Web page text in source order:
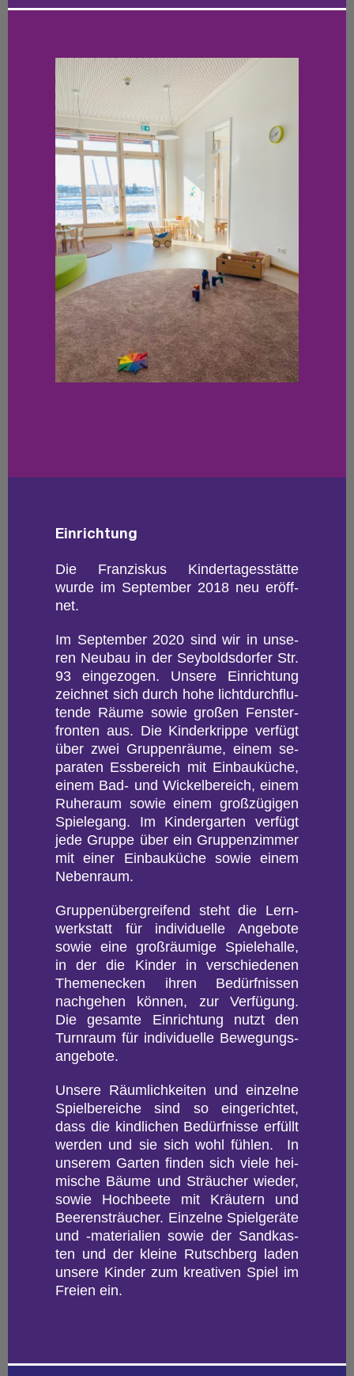
Ein­rich­tung
Die Fran­zis­kus Kin­der­ta­ges­stät­te
wurde im Sep­tem­ber 2018 neu er­öff­
net.
Im Sep­tem­ber 2020 sind wir in un­se­
ren Neu­bau in der Sey­bolds­dor­fer Str.
93 ein­ge­zo­gen. Un­se­re Ein­rich­tung
zeich­net sich durch hohe licht­durch­flu­
ten­de Räume sowie gro­ßen Fens­ter­
fron­ten aus. Die Kin­der­krip­pe ver­fügt
über zwei Grup­pen­räu­me, einem se­
pa­ra­ten Ess­be­reich mit Ein­bau­kü­che,
einem Bad- und Wi­ckel­be­reich, einem
Ru­he­raum sowie einem gro­ß­zü­gi­gen
Spie­le­gang. Im Kin­der­gar­ten ver­fügt
jede Grup­pe über ein Grup­pen­zim­mer
mit einer Ein­bau­kü­che sowie einem
Ne­ben­raum.
Grup­pen­über­grei­fend steht die Lern­
werk­statt für in­di­vi­du­el­le An­ge­bo­te
sowie eine gro­ßräu­mi­ge Spie­le­hal­le,
in der die Kin­der in ver­schie­de­nen
The­menecken ihren Be­dürf­nis­sen
nach­ge­hen kön­nen, zur Ver­fü­gung.
Die ge­sam­te Ein­rich­tung nutzt den
Turn­raum für in­di­vi­du­el­le Be­we­gungs­
an­ge­bo­te.
Un­se­re Räum­lich­kei­ten und ein­zel­ne
Spiel­be­rei­che sind so ein­ge­rich­tet,
dass die kind­li­chen Be­dürf­nis­se er­füllt
wer­den und sie sich wohl füh­len. In
un­se­rem Gar­ten fin­den sich viele hei­
mi­sche Bäume und Sträu­cher wie­der,
sowie Hoch­bee­te mit Kräu­tern und
Bee­ren­sträu­cher. Ein­zel­ne Spiel­ge­rä­te
und -ma­te­ria­li­en sowie der Sand­kas­
ten und der klei­ne Rutsch­berg laden
un­se­re Kin­der zum krea­ti­ven Spiel im
Frei­en ein.